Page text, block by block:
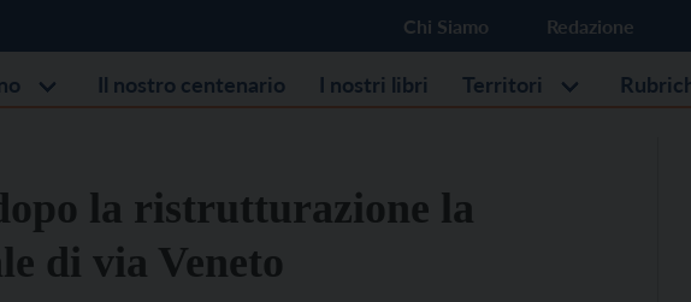
Chi Siamo Redazione
Il nostro centenario I nostri libri Territori
la ristrutturazione la
di via Veneto